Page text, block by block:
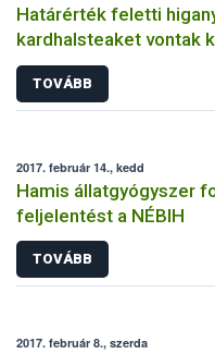
Határérték feletti
kardhalsteaket vontak
TOVÁBB
2017. február 14., kedd
Hamis állatgyógyszer
feljelentést a NÉBIH
TOVÁBB
2017. február 8., szerda